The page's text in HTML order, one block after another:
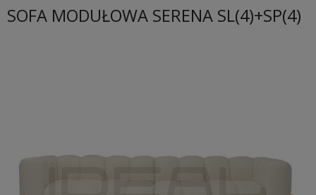
SOFA MODUŁOWA SERENA SL(4)+SP(4)